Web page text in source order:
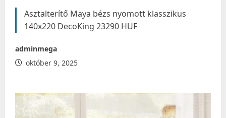
Asztalterítő Maya bézs nyomott klasszikus
140x220 DecoKing 23290 HUF
adminmega
október 9, 2025